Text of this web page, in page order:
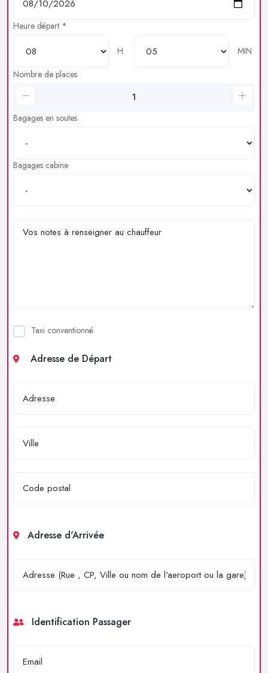
Heure départ *
H
MIN
Nombre de places
Bagages en soutes
Bagages cabine
Taxi conventionné
Adresse de Départ
Adresse d'Arrivée
Identification Passager